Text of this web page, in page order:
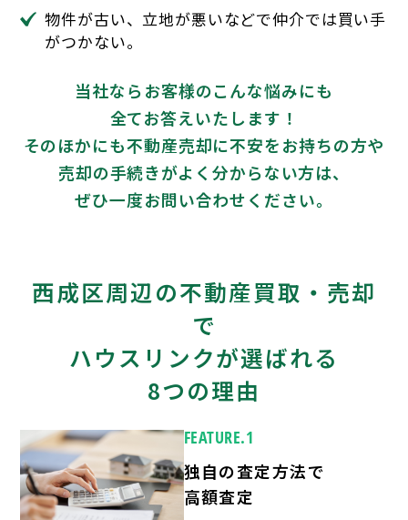
物件が古い、立地が悪いなどで仲介では買い手
がつかない。
当社ならお客様のこんな悩みにも
全てお答えいたします！
そのほかにも不動産売却に不安をお持ちの方や
売却の手続きがよく分からない方は、
ぜひ一度お問い合わせください。
西成区周辺の不動産買取・売却
で
ハウスリンクが選ばれる
8つの理由
FEATURE.1
独自の査定方法で
高額査定